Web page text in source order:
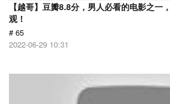
【越哥】豆瓣8.8分，男人必看的电影之一
观！
# 65
2022-06-29 10:31